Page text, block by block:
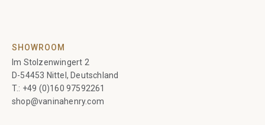
SHOWROOM
Im Stolzenwingert 2
D-54453 Nittel, Deutschland
T.: +49 (0)160 97592261
shop@vaninahenry.com